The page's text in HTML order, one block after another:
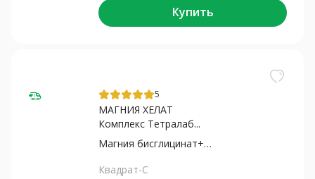
Купить
5
МАГНИЯ ХЕЛАТ
Комплекс Тетралаб...
Магния бисглицинат+Пирид...
Квадрат-С